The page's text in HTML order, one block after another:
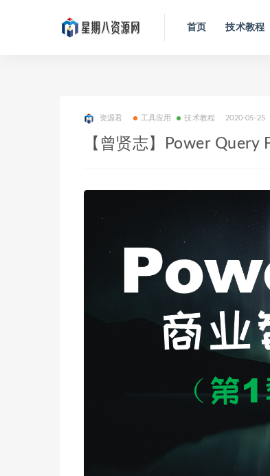
首页 技术教程
资源君 工具应用 技术教程 2020-05-25
【曾贤志】Power Query